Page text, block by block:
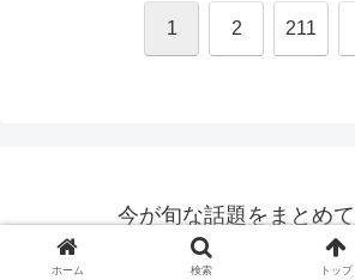
1 2 211
今が旬な話題をまとめて
© 2021 今が旬な話題をまとめ
ホーム 検索 トップ